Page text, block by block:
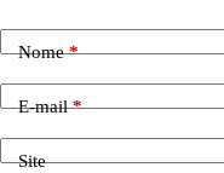
Nome*
E-mail*
Site